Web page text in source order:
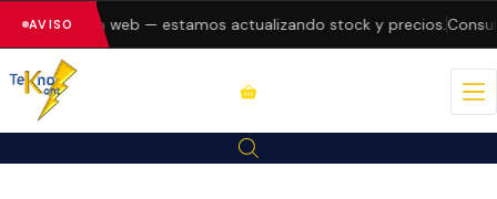
AVISOen la web — estamos actualizando stock y precios.